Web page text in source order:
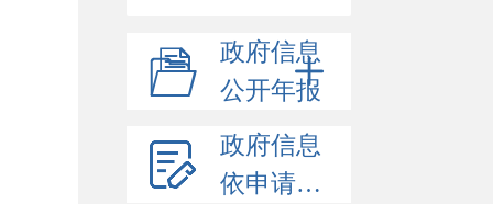
政府信息
公开年报
政府信息
依申请公开